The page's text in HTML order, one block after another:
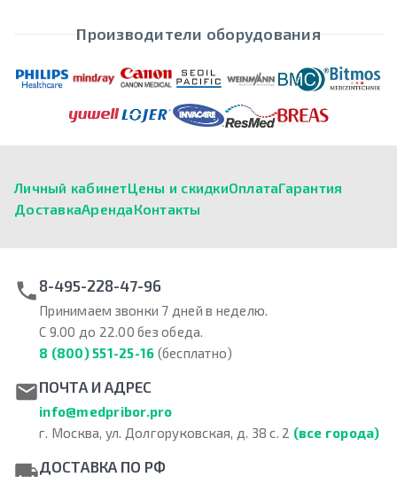
Производители оборудования
Личный кабинетЦены и скидкиОплатаГарантия
ДоставкаАрендаКонтакты
8-495-228-47-96
Принимаем звонки 7 дней в неделю.
С 9.00 до 22.00 без обеда.
8 (800) 551-25-16 (бесплатно)
ПОЧТА И АДРЕС
info@medpribor.pro
г. Москва, ул. Долгоруковская, д. 38 с. 2 (все города)
ДОСТАВКА ПО РФ